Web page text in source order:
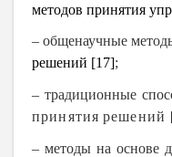
методов принятия
– общенаучные
решений [17];
– традиционные
принятия решений
– методы на основе